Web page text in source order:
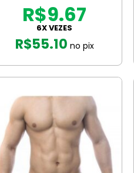
SD004V
R$55.10 no pix
R$9.67
6X VEZES